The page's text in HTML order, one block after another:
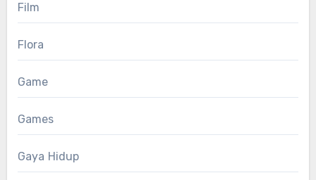
Film
Flora
Game
Games
Gaya Hidup